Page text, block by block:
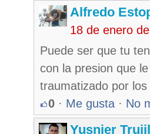
Alfredo
18 de enero
Puede ser que tu
con la presion que
traumatizado por
0 · Me gusta · No
Yusnier